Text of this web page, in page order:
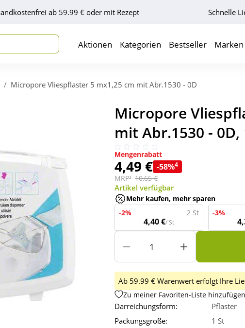
ab 59.99 € oder mit Rezept Schnelle
Aktionen Kategorien Bestseller Marken
Micropore Vliespflaster 5 mx1,25 cm mit Abr.1530 - 0D
Micropore
mit Abr.1530 - 0D,
Mengenrabatt
4,49 € -58%4
MRP² 10,65 €
Artikel verfügbar
Mehr kaufen, mehr sparen
-2%
2 St
4,40 €/ St
-3%
Ab 59.99 € Warenwert erfolgt Ihre
Zu meiner Favoriten-Liste hinzufügen
Darreichungsform:
Pflaster
Packungsgröße:
1 St